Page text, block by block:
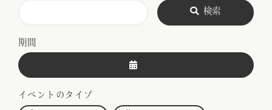
検索
期間
イベントのタイプ